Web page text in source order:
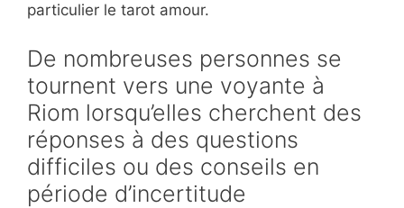
particulier le tarot amour.
De nombreuses personnes se
tournent vers une voyante à
Riom lorsqu’elles cherchent des
réponses à des questions
difficiles ou des conseils en
période d’incertitude